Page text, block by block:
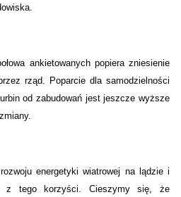
ankietowanych popiera zniesienie
rząd. Poparcie dla samodzielności
od zabudowań jest jeszcze wyższe
energetyki wiatrowej na lądzie i
z tego korzyści. Cieszymy się, że